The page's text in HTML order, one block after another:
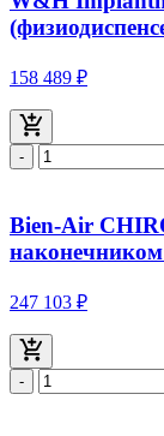
158 489 ₽
-
Bien-Air
247 103 ₽
-